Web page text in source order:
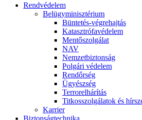
Rendvédelem
Belügyminisztérium
Büntetés-végrehajtás
Katasztrófavédelem
Mentőszolgálat
NAV
Nemzetbiztonság
Polgári védelem
Rendőrség
Ügyészség
Terrorelhárítás
Titkosszolgálatok és
Karrier
Biztonságtechnika